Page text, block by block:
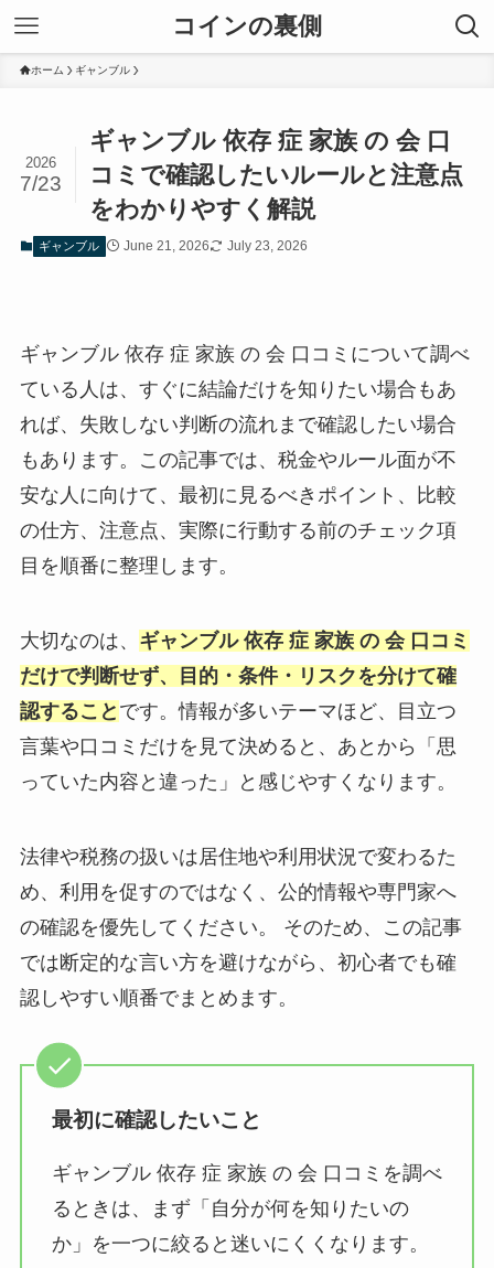
コインの裏側
ホーム ギャンブル
ギャンブル 依存 症 家族 の 会 口
コミで確認したいルールと注意点
をわかりやすく解説
2026
7/23
ギャンブル June 21, 2026 July 23, 2026
ギャンブル 依存 症 家族 の 会 口コミについて調べ
ている人は、すぐに結論だけを知りたい場合もあ
れば、失敗しない判断の流れまで確認したい場合
もあります。この記事では、税金やルール面が不
安な人に向けて、最初に見るべきポイント、比較
の仕方、注意点、実際に行動する前のチェック項
目を順番に整理します。
大切なのは、 ギャンブル 依存 症 家族 の 会 口コミ
だけで判断せず、目的・条件・リスクを分けて確
認すること です。情報が多いテーマほど、目立つ
言葉や口コミだけを見て決めると、あとから「思
っていた内容と違った」と感じやすくなります。
法律や税務の扱いは居住地や利用状況で変わるた
め、利用を促すのではなく、公的情報や専門家へ
の確認を優先してください。 そのため、この記事
では断定的な言い方を避けながら、初心者でも確
認しやすい順番でまとめます。
最初に確認したいこと
ギャンブル 依存 症 家族 の 会 口コミを調べ
るときは、まず「自分が何を知りたいの
か」を一つに絞ると迷いにくくなります。